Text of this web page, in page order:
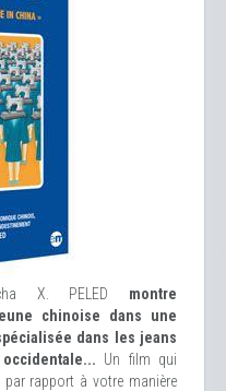
X. PELED montre
chinoise dans une
dans les jeans
Un film qui
rapport à votre manière